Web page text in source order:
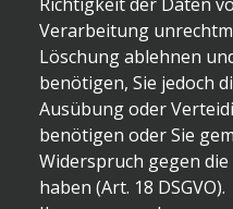
Verarbeitung
Löschung ablehnen
benötigen, Sie jedoch
Ausübung oder
benötigen oder Sie
Widerspruch gegen
haben (Art. 18 DSGVO).